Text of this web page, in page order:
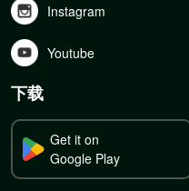
Instagram
Youtube
下载
Get it on
Google Play